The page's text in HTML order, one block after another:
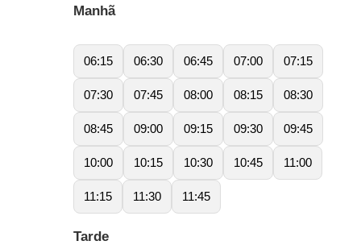
Manhã
06:15 06:30 06:45 07:00 07:15
07:30 07:45 08:00 08:15 08:30
08:45 09:00 09:15 09:30 09:45
10:00 10:15 10:30 10:45 11:00
11:15 11:30 11:45
Tarde